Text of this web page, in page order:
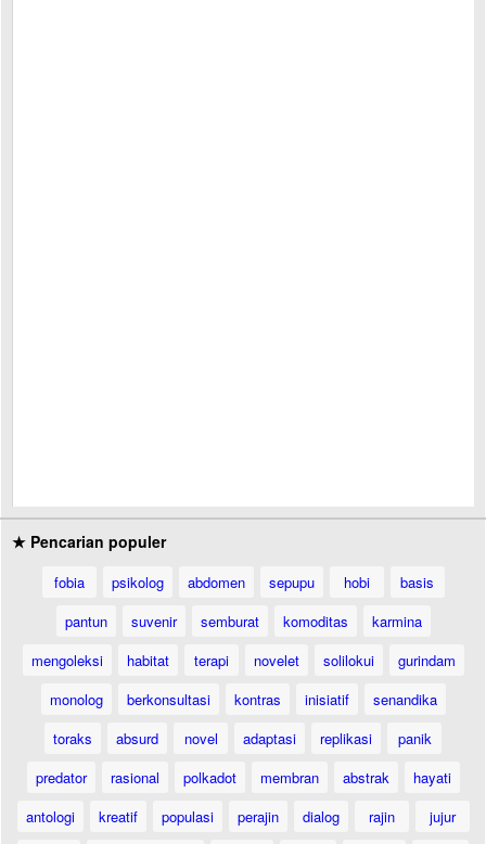
★ Pencarian populer
fobia psikolog abdomen sepupu hobi
basis
pantun
suvenir semburat komoditas
karmina
mengoleksi
habitat terapi novelet solilokui
gurindam
monolog
berkonsultasi kontras inisiatif
senandika
toraks
absurd novel adaptasi replikasi
panik
predator
rasional polkadot membran abstrak
hayati
antologi
kreatif populasi perajin dialog rajin
jujur